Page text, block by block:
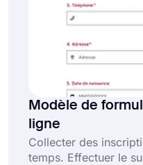
Modèle de
ligne
Collecter des
temps. Effectuer le